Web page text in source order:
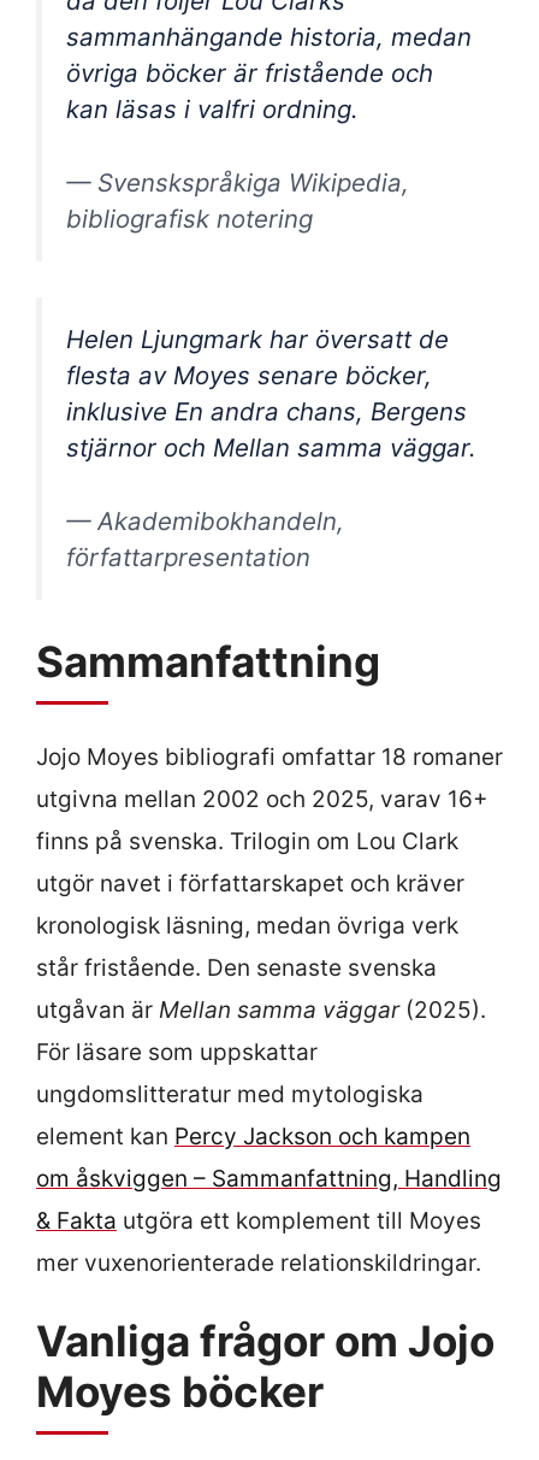
sammanhängande historia, medan
övriga böcker är fristående och
kan läsas i valfri ordning.
— Svenskspråkiga Wikipedia,
bibliografisk notering
Helen Ljungmark har översatt de
flesta av Moyes senare böcker,
inklusive En andra chans, Bergens
stjärnor och Mellan samma väggar.
— Akademibokhandeln,
författarpresentation
Sammanfattning
Jojo Moyes bibliografi omfattar 18 romaner
utgivna mellan 2002 och 2025, varav 16+
finns på svenska. Trilogin om Lou Clark
utgör navet i författarskapet och kräver
kronologisk läsning, medan övriga verk
står fristående. Den senaste svenska
utgåvan är Mellan samma väggar(2025).
För läsare som uppskattar
ungdomslitteratur med mytologiska
element kan Percy Jackson och kampen
om åskviggen – Sammanfattning, Handling
& Fakta utgöra ett komplement till Moyes
mer vuxenorienterade relationskildringar.
Vanliga frågor om Jojo
Moyes böcker